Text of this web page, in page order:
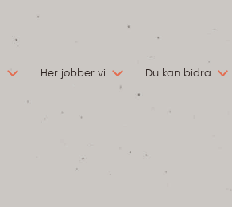
Her jobber vi Du kan bidra